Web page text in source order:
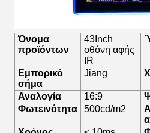
Όνομα
προϊόντων
43Inch
οθόνη αφής
IR
Εμπορικό
σήμα
Jiang
Αναλογία 16:9
Φωτεινότητα
500cd/m2